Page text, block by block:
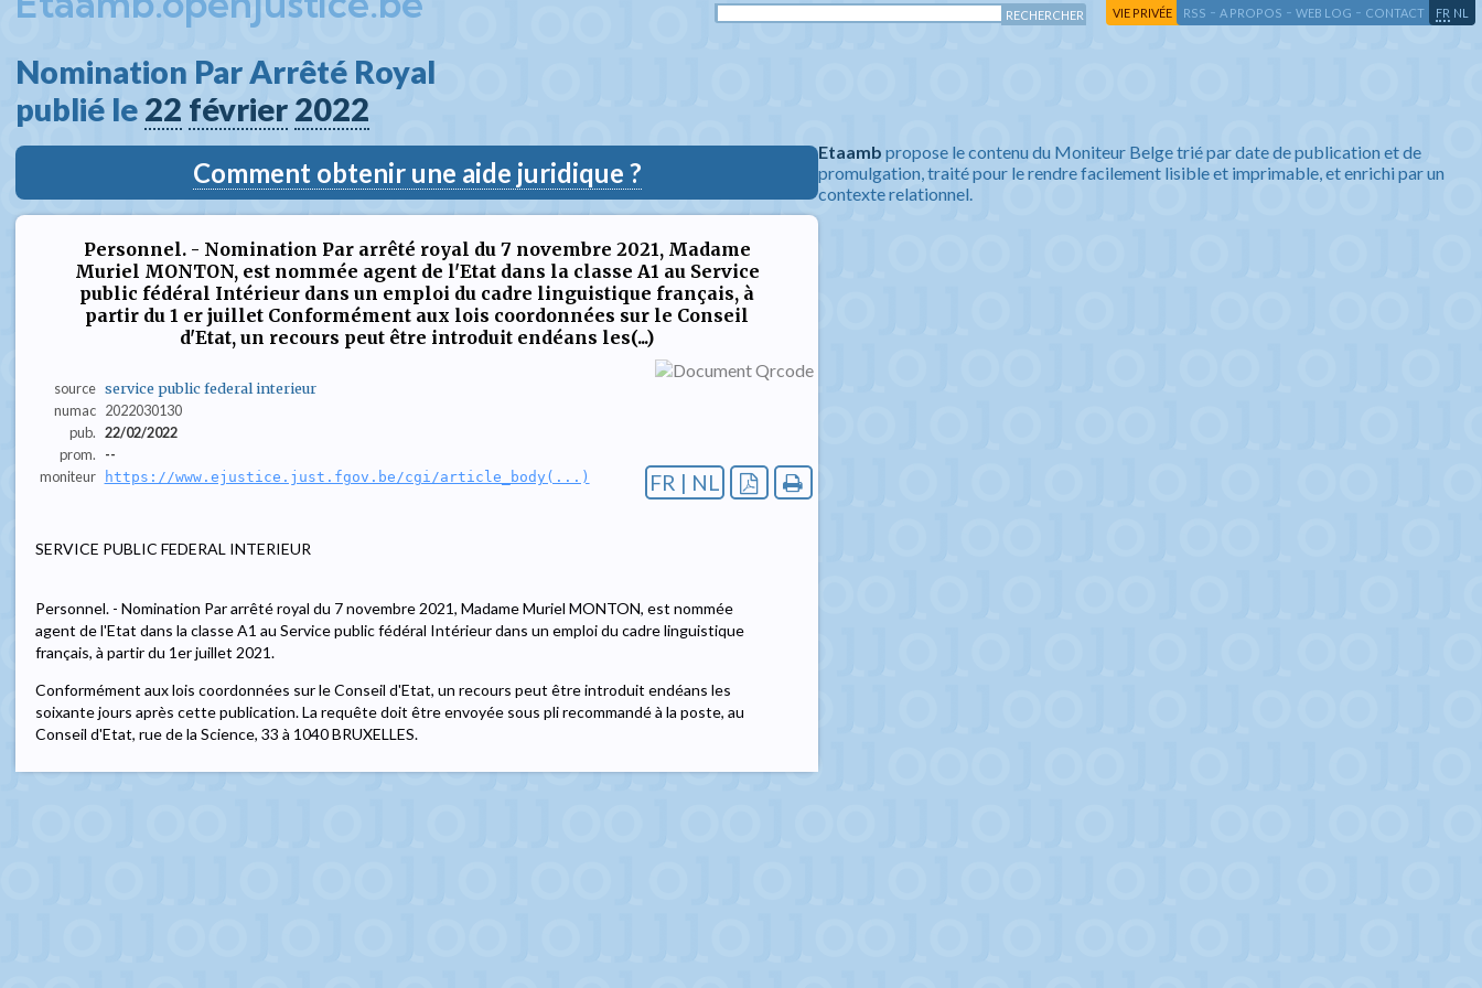
VIE PRIVÉE RSS - A PROPOS - WEB LOG - CONTACT FR NL
Nomination Par Arrêté Royal
publié le 22 février 2022
Comment obtenir une aide juridique ?
Personnel. - Nomination Par arrêté royal du 7 novembre 2021, Madame
Muriel MONTON, est nommée agent de l'Etat dans la classe A1 au Service
public fédéral Intérieur dans un emploi du cadre linguistique français, à
partir du 1 er juillet Conformément aux lois coordonnées sur le Conseil
d'Etat, un recours peut être introduit endéans les(...)
source service public federal interieur
numac 2022030130
pub. 22/02/2022
prom.
--
moniteur
https://www.ejustice.just.fgov.be/cgi/article_body(...) FR | NL
SERVICE PUBLIC FEDERAL INTERIEUR
Personnel. - Nomination Par arrêté royal du 7 novembre 2021, Madame Muriel MONTON, est nommée
agent de l'Etat dans la classe A1 au Service public fédéral Intérieur dans un emploi du cadre linguistique
français, à partir du 1er juillet 2021.
Conformément aux lois coordonnées sur le Conseil d'Etat, un recours peut être introduit endéans les
soixante jours après cette publication. La requête doit être envoyée sous pli recommandé à la poste, au
Conseil d'Etat, rue de la Science, 33 à 1040 BRUXELLES.
Etaamb propose le contenu du Moniteur Belge trié par date de publication et de
promulgation, traité pour le rendre facilement lisible et imprimable, et enrichi par un
contexte relationnel.